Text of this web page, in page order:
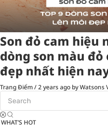
Son đỏ cam hiệu
dòng son màu
đẹp nhất hiện
Trang Điểm/2 years ago by Watsons
WHAT’S HOT